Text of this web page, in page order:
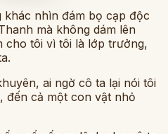
khác nhìn đám bọ cạp độc
mà không dám lên
cho tôi vì tôi là lớp trưởng,
ai ngờ cô ta lại nói tôi
đến cả một con vật nhỏ